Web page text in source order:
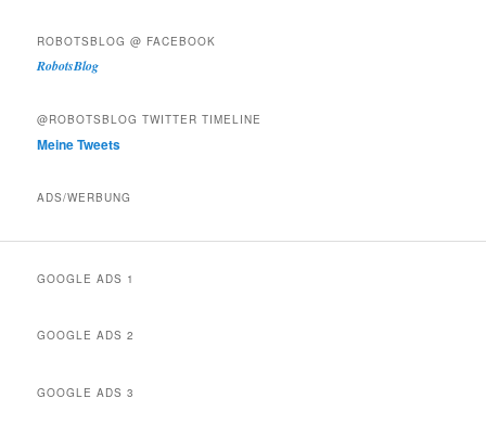
ROBOTSBLOG @ FACEBOOK
RobotsBlog
@ROBOTSBLOG TWITTER TIMELINE
Meine Tweets
ADS/WERBUNG
GOOGLE ADS 1
GOOGLE ADS 2
GOOGLE ADS 3